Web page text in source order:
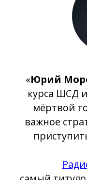
«Юрий
курса ШСД
мёртвой
важное